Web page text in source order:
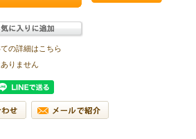
の詳細はこちら
りません